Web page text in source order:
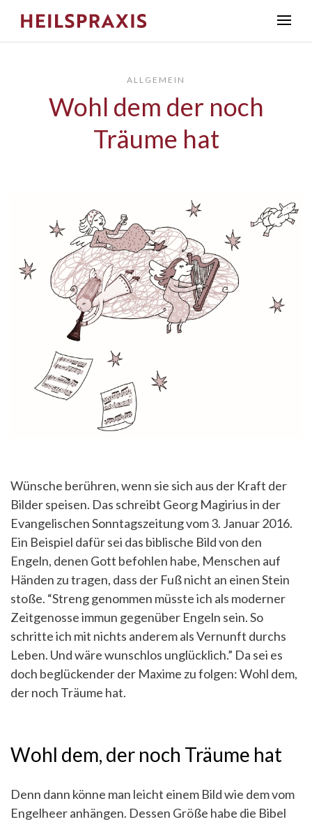
ALLGEMEIN
Wohl dem der noch
Träume hat
Wünsche berühren, wenn sie sich aus der Kraft der
Bilder speisen. Das schreibt Georg Magirius in der
Evangelischen Sonntagszeitung vom 3. Januar 2016.
Ein Beispiel dafür sei das biblische Bild von den
Engeln, denen Gott befohlen habe, Menschen auf
Händen zu tragen, dass der Fuß nicht an einen Stein
stoße. “Streng genommen müsste ich als moderner
Zeitgenosse immun gegenüber Engeln sein. So
schritte ich mit nichts anderem als Vernunft durchs
Leben. Und wäre wunschlos unglücklich.” Da sei es
doch beglückender der Maxime zu folgen: Wohl dem,
der noch Träume hat.
Wohl dem, der noch Träume hat
Denn dann könne man leicht einem Bild wie dem vom
Engelheer anhängen. Dessen Größe habe die Bibel